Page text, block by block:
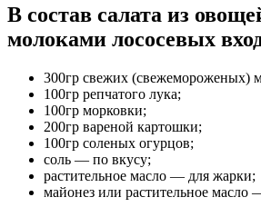
В состав салата из
молоками лососевых
300гр свежих (свежемороженых)
100гр репчатого лука;
100гр морковки;
200гр вареной картошки;
100гр соленых огурцов;
соль — по вкусу;
растительное масло — для жарки;
майонез или растительное масло